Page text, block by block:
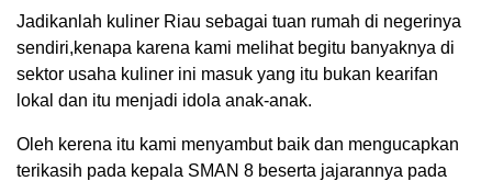
Jadikanlah kuliner Riau sebagai tuan rumah di negerinya
sendiri,kenapa karena kami melihat begitu banyaknya di
sektor usaha kuliner ini masuk yang itu bukan kearifan
lokal dan itu menjadi idola anak-anak.
Oleh kerena itu kami menyambut baik dan mengucapkan
terikasih pada kepala SMAN 8 beserta jajarannya pada